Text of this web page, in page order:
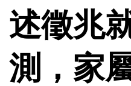
述徵兆
測，家